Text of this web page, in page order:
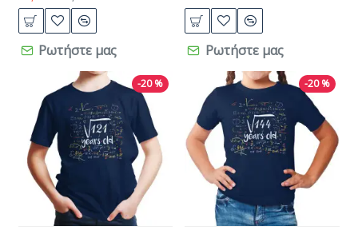
Ρωτήστε μας Ρωτήστε μας
-20 % -20 %